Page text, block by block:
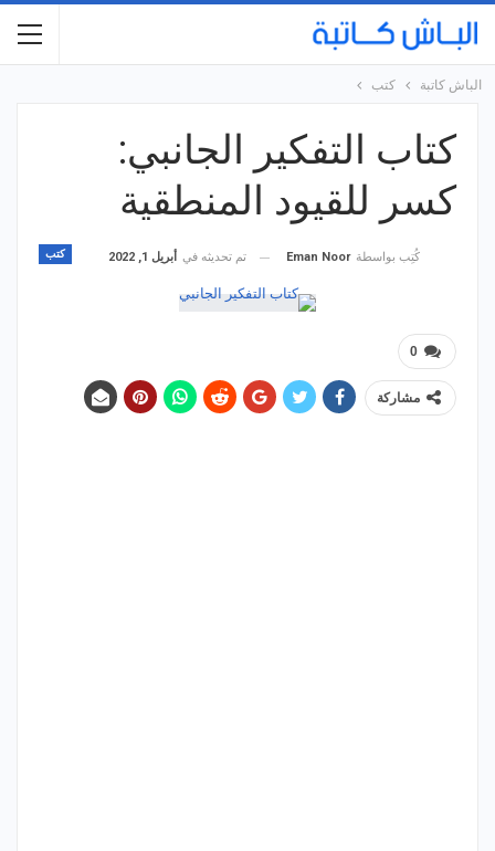
الباش كاتبة كتب
كتاب التفكير الجانبي:
كسر للقيود المنطقية
كتب كُتِب بواسطة Eman Noor تم تحديثه في أبريل 1, 2022
0
مشاركة